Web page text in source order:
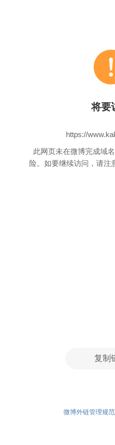
将要
此网页未在微博完成域
险。如要继续访问，请注
复制
微博外链管理规范